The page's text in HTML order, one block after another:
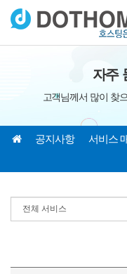
자주
고객님께서 많이 찾
공지사항 서비스